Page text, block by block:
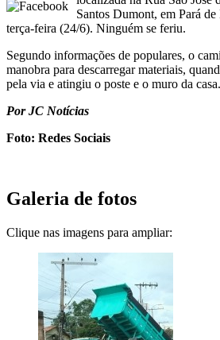
Santos Dumont, em Pará de
terça-feira (24/6). Ninguém se feriu.
Segundo informações de populares, o
manobra para descarregar materiais,
pela via e atingiu o poste e o muro da casa.
Por JC Notícias
Foto: Redes Sociais
Galeria de fotos
Clique nas imagens para ampliar: